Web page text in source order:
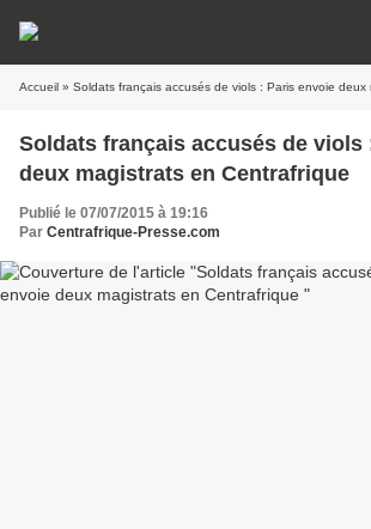
Accueil » Soldats français accusés de viols : Paris envoie deux
Soldats français accusés de viols
deux magistrats en Centrafrique
Publié le 07/07/2015 à 19:16
Par Centrafrique-Presse.com